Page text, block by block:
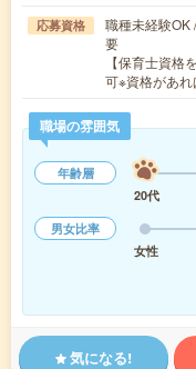
応募資格
職種未経験OK
要
【保育士資
可※資格があ
職場の雰囲気
年齢層
20代
男女比率
女性
気になる!